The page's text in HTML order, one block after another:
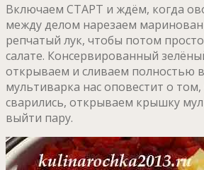
Включаем СТАРТ и ждём, когда
между делом нарезаем
репчатый лук, чтобы потом
салате. Консервированный
открываем и сливаем полностью
мультиварка нас оповестит о
сварились, открываем крышку
выйти пару.